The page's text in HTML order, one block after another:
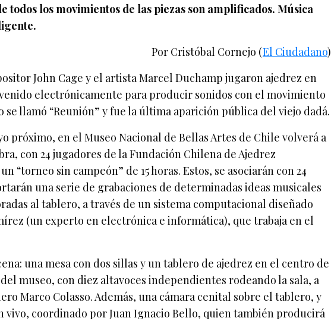
todos los movimientos de las piezas son amplificados. Música
Por Cristóbal Cornejo (El Ciudadano)
John Cage y el artista Marcel Duchamp jugaron ajedrez en
electrónicamente para producir sonidos con el movimiento
se llamó “Reunión” y fue la última aparición pública del viejo dadá.
próximo, en el Museo Nacional de Bellas Artes de Chile volverá a
con 24 jugadores de la Fundación Chilena de Ajedrez
“torneo sin campeón” de 15 horas. Estos, se asociarán con 24
una serie de grabaciones de determinadas ideas musicales
al tablero, a través de un sistema computacional diseñado
(un experto en electrónica e informática), que trabaja en el
una mesa con dos sillas y un tablero de ajedrez en el centro de
museo, con diez altavoces independientes rodeando la sala, a
Marco Colasso. Además, una cámara cenital sobre el tablero, y
vivo, coordinado por Juan Ignacio Bello, quien también producirá